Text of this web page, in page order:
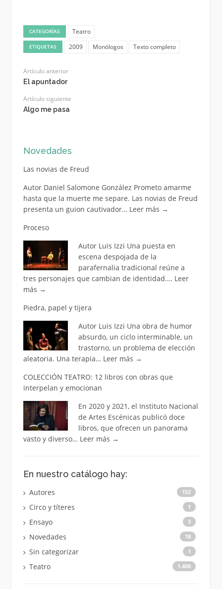
CATEGORÍAS Teatro
ETIQUETAS 2009 Monólogos Texto completo
Artículo anterior
El apuntador
Artículo siguiente
Algo me pasa
Novedades
Las novias de Freud
Autor Daniel Salomone González Prometo amarme
hasta que la muerte me separe. Las novias de Freud
presenta un guion cautivador… Leer más →
Proceso
Autor Luis Izzi Una puesta en
escena despojada de la
parafernalia tradicional reúne a
tres personajes que cambian de identidad.… Leer
más →
Piedra, papel y tijera
Autor Luis Izzi Una obra de humor
absurdo, un ciclo interminable, un
trastorno, un problema de elección
aleatoria. Una terapia… Leer más →
COLECCIÓN TEATRO: 12 libros con obras que
interpelan y emocionan
En 2020 y 2021, el Instituto Nacional
de Artes Escénicas publicó doce
libros, que ofrecen un panorama
vasto y diverso… Leer más →
En nuestro catálogo hay:
Autores 152
Circo y títeres 1
Ensayo 3
Novedades 18
Sin categorizar 1
Teatro 1.400